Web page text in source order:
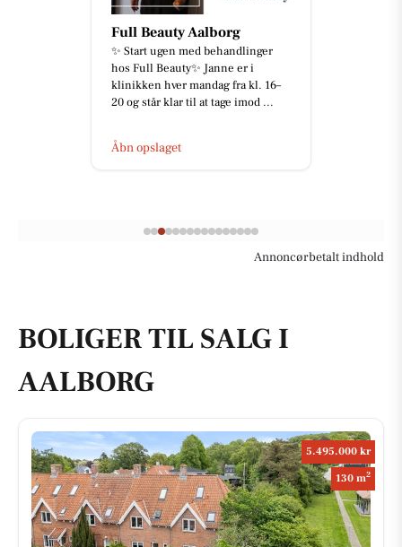
Full Beauty Aalborg
✨ Start ugen med behandlinger
hos Full Beauty✨ Janne er i
klinikken hver mandag fra kl. 16–
20 og står klar til at tage imod ...
Åbn opslaget
Annoncørbetalt indhold
BOLIGER TIL SALG I
AALBORG
5.495.000 kr
130 m2